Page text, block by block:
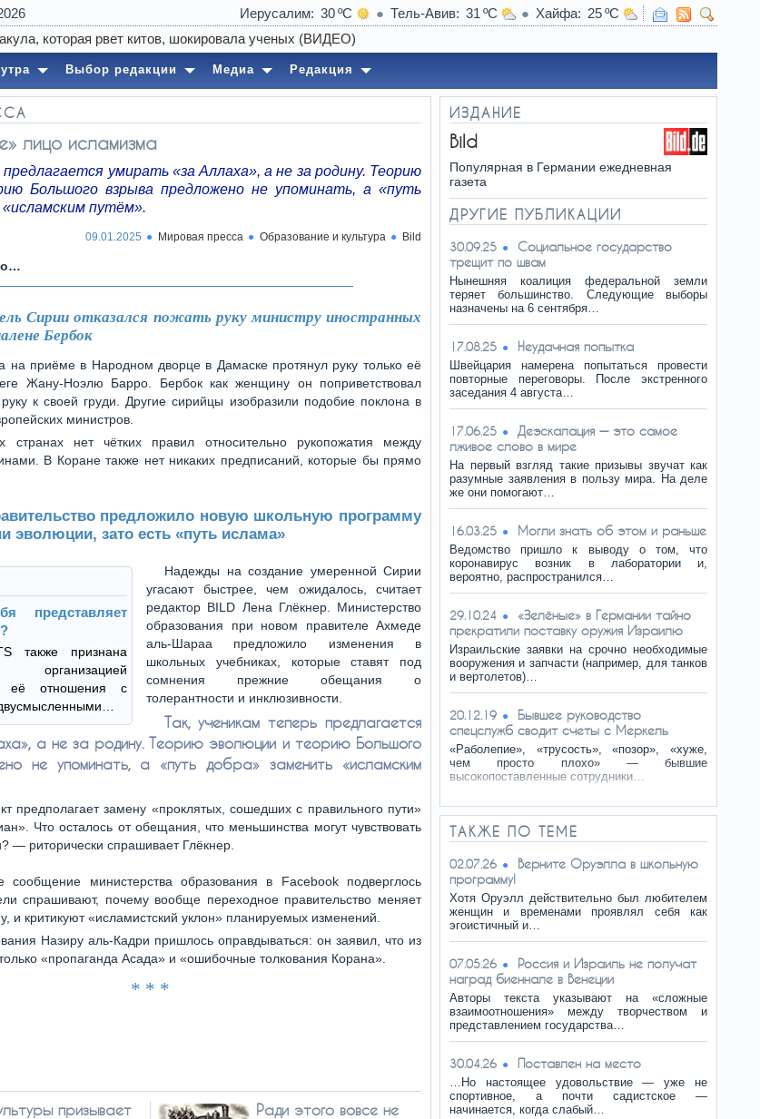
Иерусалим 30 Тель-Авив 31 Хайфа
25
Выбор редакции Медиа Редакция
лицо исламизма
умирать «за Аллаха», а не за родину. Теорию
Большого взрыва предложено не упоминать, а «путь
путём».
09.01.2025 Мировая пресса Образование и культура Bild
Сирии отказался пожать руку министру иностранных
Бербок
на приёме в Народном дворце в Дамаске протянул руку только её
Жану-Ноэлю Барро. Бербок как женщину он поприветствовал
к своей груди. Другие сирийцы изобразили подобие поклона в
министров.
странах нет чётких правил относительно рукопожатия между
В Коране также нет никаких предписаний, которые бы прямо
предложило новую школьную программу
эволюции, зато есть «путь ислама»
представляет
также признана
организацией
её отношения с
Надежды на создание умеренной Сирии
угасают быстрее, чем ожидалось, считает
редактор BILD Лена Глёкнер. Министерство
образования при новом правителе Ахмеде
аль-Шараа предложило изменения в
школьных учебниках, которые ставят под
сомнения прежние обещания о
толерантности и инклюзивности.
Так, ученикам теперь предлагается
а не за родину. Теорию эволюции и теорию Большого
не упоминать, а «путь добра» заменить «исламским
предполагает замену «проклятых, сошедших с правильного пути»
Что осталось от обещания, что меньшинства могут чувствовать
— риторически спрашивает Глёкнер.
сообщение министерства образования в Facebook подверглось
спрашивают, почему вообще переходное правительство меняет
и критикуют «исламистский уклон» планируемых изменений.
Назиру аль-Кадри пришлось оправдываться: он заявил, что из
«пропаганда Асада» и «ошибочные толкования Корана».
* * *
призывает
Ради этого вовсе не
ИЗДАНИЕ
Bild
Популярная в Германии ежедневная
газета
ДРУГИЕ ПУБЛИКАЦИИ
30.09.25
Социальное государство
трещит по швам
Нынешняя коалиция федеральной земли
теряет большинство. Следующие выборы
назначены на 6 сентября…
17.08.25 Неудачная попытка
Швейцария намерена попытаться провести
повторные переговоры. После экстренного
заседания 4 августа…
17.06.25
Деэскалация — это самое
лживое слово в мире
На первый взгляд такие призывы звучат как
разумные заявления в пользу мира. На деле
же они помогают…
16.03.25 Могли знать об этом и раньше
Ведомство пришло к выводу о том, что
коронавирус возник в лаборатории и,
вероятно, распространился…
29.10.24
«Зелёные» в Германии тайно
прекратили поставку оружия Израилю
Израильские заявки на срочно необходимые
вооружения и запчасти (например, для танков
и вертолетов)…
20.12.19
Бывшее руководство
спецслужб сводит счеты с Меркель
«Раболепие», «трусость», «позор», «хуже,
чем просто плохо» — бывшие
высокопоставленные сотрудники…
ТАКЖЕ ПО ТЕМЕ
02.07.26
Верните Оруэлла в школьную
программу!
Хотя Оруэлл действительно был любителем
женщин и временами проявлял себя как
эгоистичный и…
07.05.26
Россия и Израиль не получат
наград биеннале в Венеции
Авторы текста указывают на «сложные
взаимоотношения» между творчеством и
представлением государства…
30.04.26 Поставлен на место
…Но настоящее удовольствие — уже не
спортивное, а почти садистское —
начинается, когда слабый…